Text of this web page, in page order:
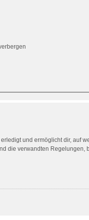
und ermöglicht dir, auf
die verwandten